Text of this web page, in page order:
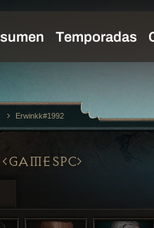
GAMESPC
Erwinkk#1992